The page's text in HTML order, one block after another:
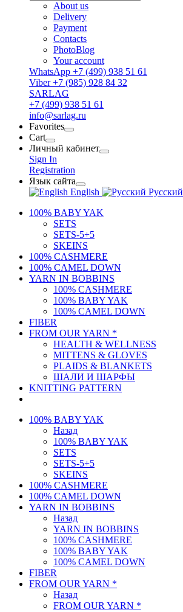
About us
Delivery
Payment
Contacts
PhotoBlog
Your account
WhatsApp +7 (499) 938 51 61
Viber +7 (985) 928 84 32
SARLAG
+7 (499) 938 51 61
info@sarlag.ru
Favorites
Cart
Личный кабинет
Sign In
Registration
Язык сайта
English
Русский
100% BABY YAK
SETS
SETS-5+5
SKEINS
100% CASHMERE
100% CAMEL DOWN
YARN IN BOBBINS
100% CASHMERE
100% BABY YAK
100% CAMEL DOWN
FIBER
FROM OUR YARN *
HEALTH & WELLNESS
MITTENS & GLOVES
PLAIDS & BLANKETS
ШАЛИ И ШАРФЫ
KNITTING PATTERN
100% BABY YAK
Назад
100% BABY YAK
SETS
SETS-5+5
SKEINS
100% CASHMERE
100% CAMEL DOWN
YARN IN BOBBINS
Назад
YARN IN BOBBINS
100% CASHMERE
100% BABY YAK
100% CAMEL DOWN
FIBER
FROM OUR YARN *
Назад
FROM OUR YARN *